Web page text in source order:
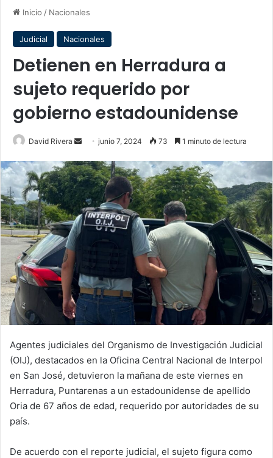
Inicio / Nacionales
Judicial Nacionales
Detienen en Herradura a
sujeto requerido por
gobierno estadounidense
David Rivera
Send
email
junio 7, 2024 73 1 minuto de lectura
Agentes judiciales del Organismo de Investigación Judicial
(OIJ), destacados en la Oficina Central Nacional de Interpol
en San José, detuvieron la mañana de este viernes en
Herradura, Puntarenas a un estadounidense de apellido
Oria de 67 años de edad, requerido por autoridades de su
país.
De acuerdo con el reporte judicial, el sujeto figura como